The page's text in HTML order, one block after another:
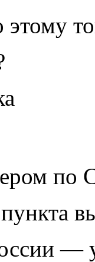
этому
пункта
—